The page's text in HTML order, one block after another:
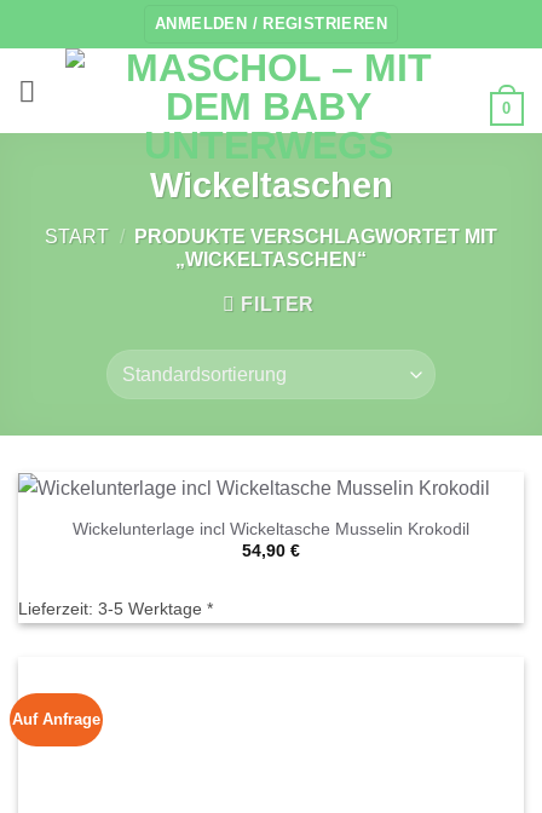
Inhalt
springen
ANMELDEN / REGISTRIEREN
0
Wickeltaschen
START /
PRODUKTE VERSCHLAGWORTET MIT
„WICKELTASCHEN“
FILTER
Wickelunterlage incl Wickeltasche Musselin Krokodil
54,90 €
Lieferzeit: 3-5 Werktage *
Auf Anfrage